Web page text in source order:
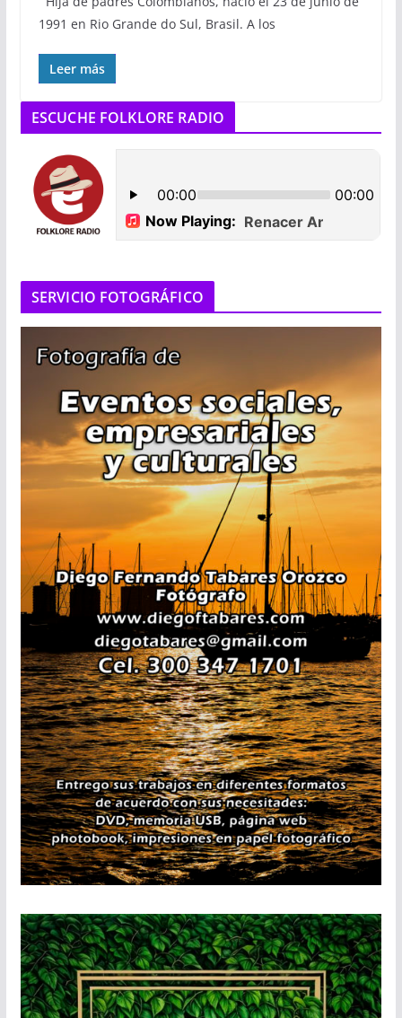
1991 en Rio Grande do Sul, Brasil. A los
Leer más
ESCUCHE FOLKLORE RADIO
SERVICIO FOTOGRÁFICO